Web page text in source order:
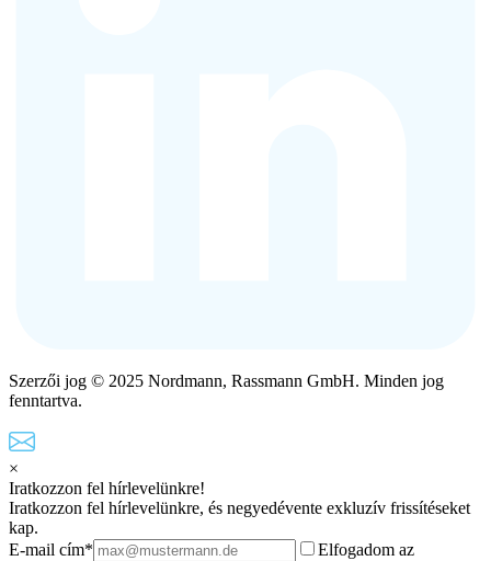
Szerzői jog © 2025 Nordmann, Rassmann GmbH. Minden jog
fenntartva.
×
Iratkozzon fel hírlevelünkre!
Iratkozzon fel hírlevelünkre, és negyedévente exkluzív frissítéseket
kap.
E-mail cím*
Elfogadom az